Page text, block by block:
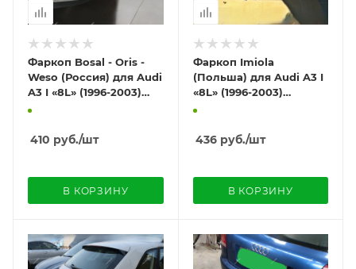
Фаркоп Bosal - Oris -
Weso (Россия) для Audi
A3 I «8L» (1996-2003)
"хэтчбек 3/5 дверей"
410 руб./шт
В КОРЗИНУ
Фаркоп Imiola
(Польша) для Audi A3 I
«8L» (1996-2003)
"хэтчбек 3/5 дверей"
436руб./шт
В КОРЗИНУ